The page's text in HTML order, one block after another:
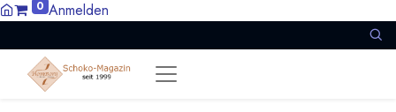
0 Anmelden